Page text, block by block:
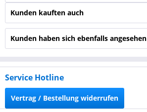
Kunden kauften auch
Kunden haben sich ebenfalls angesehen
Service Hotline
Vertrag / Bestellung widerrufen